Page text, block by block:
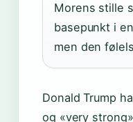
Morens stille
basepunkt i
men den
Donald Trump
og «very